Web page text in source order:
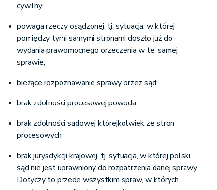
cywilny;
powaga rzeczy osądzonej, tj. sytuacja, w której
pomiędzy tymi samymi stronami doszło już do
wydania prawomocnego orzeczenia w tej samej
sprawie;
bieżące rozpoznawanie sprawy przez sąd;
brak zdolności procesowej powoda;
brak zdolności sądowej którejkolwiek ze stron
procesowych;
brak jurysdykcji krajowej, tj. sytuacja, w której polski
sąd nie jest uprawniony do rozpatrzenia danej sprawy.
Dotyczy to przede wszystkim spraw, w których